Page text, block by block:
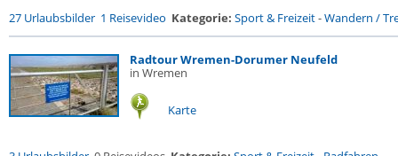
27 Urlaubsbilder 1 Reisevideo Kategorie: Sport & Freizeit-Wandern /
Radtour Wremen-Dorumer Neufeld
in Wremen
Karte